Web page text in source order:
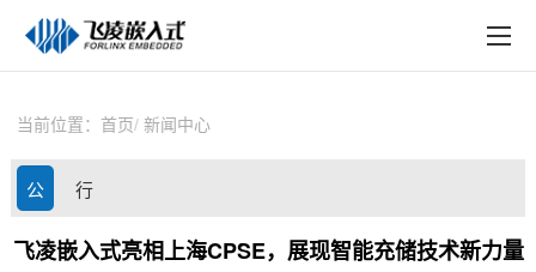
技术与支持
在线文档
在线购买
当前位置： 首页 新闻中心
公
司
行
业
飞凌嵌入式亮相上海CPSE，展现智能充储技术新力量